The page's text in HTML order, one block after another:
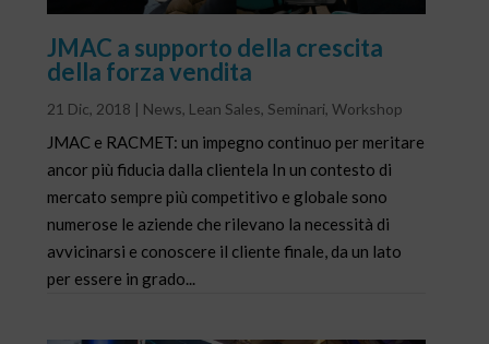
JMAC a supporto della crescita
della forza vendita
21 Dic, 2018 | News, Lean Sales, Seminari,Workshop
JMAC e RACMET: un impegno continuo per meritare
ancor più fiducia dalla clientela In un contesto di
mercato sempre più competitivo e globale sono
numerose le aziende che rilevano la necessità di
avvicinarsi e conoscere il cliente finale, da un lato
per essere in grado...